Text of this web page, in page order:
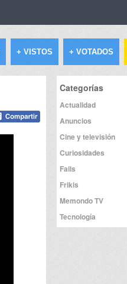
+ VISTOS + VOTADOS
Categorías
Actualidad
Anuncios
Cine y televisión
Curiosidades
Fails
Frikis
Memondo TV
Tecnología